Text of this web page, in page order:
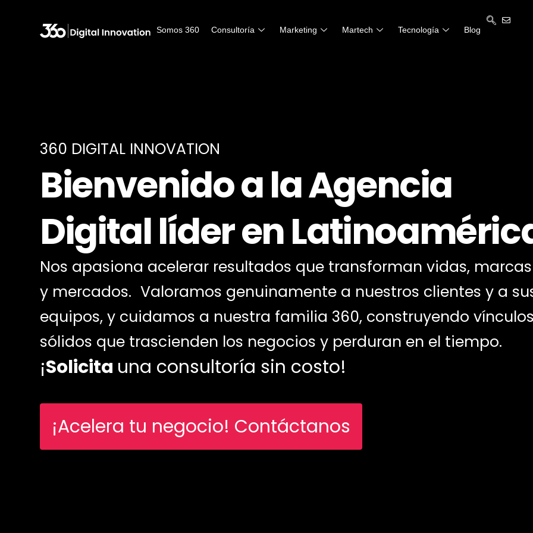
Somos 360 Consultoría Marketing Martech Tecnología Blog
360 DIGITAL INNOVATION
Bienvenido a la Agencia
Digital líder en
Nos apasiona acelerar resultados que transforman vidas, marcas
y mercados. Valoramos genuinamente a nuestros clientes y a
equipos, y cuidamos a nuestra familia 360, construyendo
sólidos que trascienden los negocios y perduran en el tiempo.
¡Solicita una consultoría sin costo!
¡Acelera tu negocio! Contáctanos